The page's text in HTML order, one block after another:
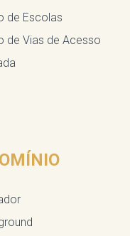
de Escolas
de Vias de Acesso